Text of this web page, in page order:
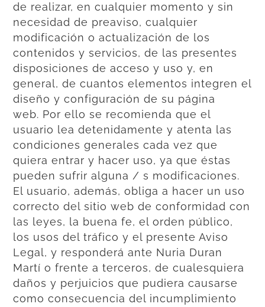
de realizar, en cualquier momento y sin
necesidad de preaviso, cualquier
modificación o actualización de los
contenidos y servicios, de las presentes
disposiciones de acceso y uso y, en
general, de cuantos elementos integren el
diseño y configuración de su página
web. Por ello se recomienda que el
usuario lea detenidamente y atenta las
condiciones generales cada vez que
quiera entrar y hacer uso, ya que éstas
pueden sufrir alguna / s modificaciones.
El usuario, además, obliga a hacer un uso
correcto del sitio web de conformidad con
las leyes, la buena fe, el orden público,
los usos del tráfico y el presente Aviso
Legal, y responderá ante Nuria Duran
Martí o frente a terceros, de cualesquiera
daños y perjuicios que pudiera causarse
como consecuencia del incumplimiento